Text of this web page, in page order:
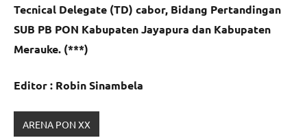
Tecnical Delegate (TD) cabor, Bidang Pertandingan
SUB PB PON Kabupaten Jayapura dan Kabupaten
Merauke. (***)
Editor : Robin Sinambela
ARENA PON XX